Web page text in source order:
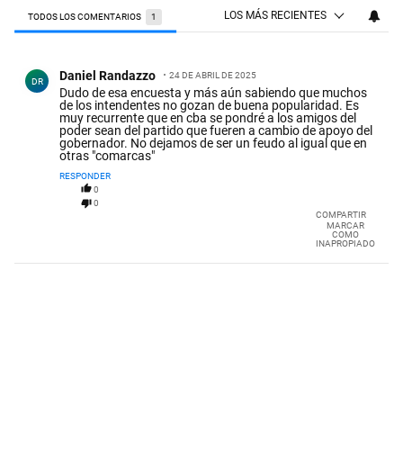
TODOS LOS COMENTARIOS 1 LOS MÁS RECIENTES
DR Daniel Randazzo 24 DE ABRIL DE 2025
Dudo de esa encuesta y más aún sabiendo que muchos
de los intendentes no gozan de buena popularidad. Es
muy recurrente que en cba se pondré a los amigos del
poder sean del partido que fueren a cambio de apoyo del
gobernador. No dejamos de ser un feudo al igual que en
otras "comarcas"
RESPONDER
0
0
COMPARTIR
MARCAR
COMO
INAPROPIADO